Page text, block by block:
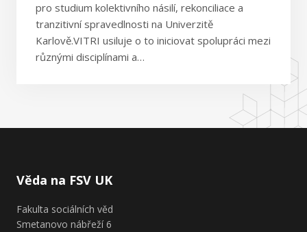
pro studium kolektivního násilí, rekonciliace a
tranzitivní spravedlnosti na Univerzitě
Karlově.VITRI usiluje o to iniciovat spolupráci mezi
různými disciplínami a…
Věda na FSV UK
Fakulta sociálních věd
Smetanovo nábřeží 6